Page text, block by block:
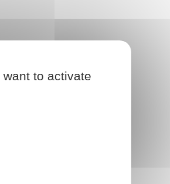
to activate